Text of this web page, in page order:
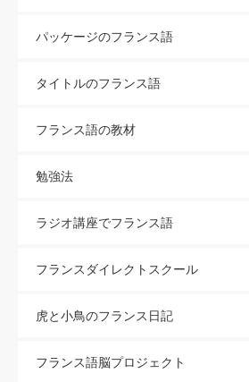
パッケージのフランス語
タイトルのフランス語
フランス語の教材
勉強法
ラジオ講座でフランス語
フランスダイレクトスクール
虎と小鳥のフランス日記
フランス語脳プロジェクト